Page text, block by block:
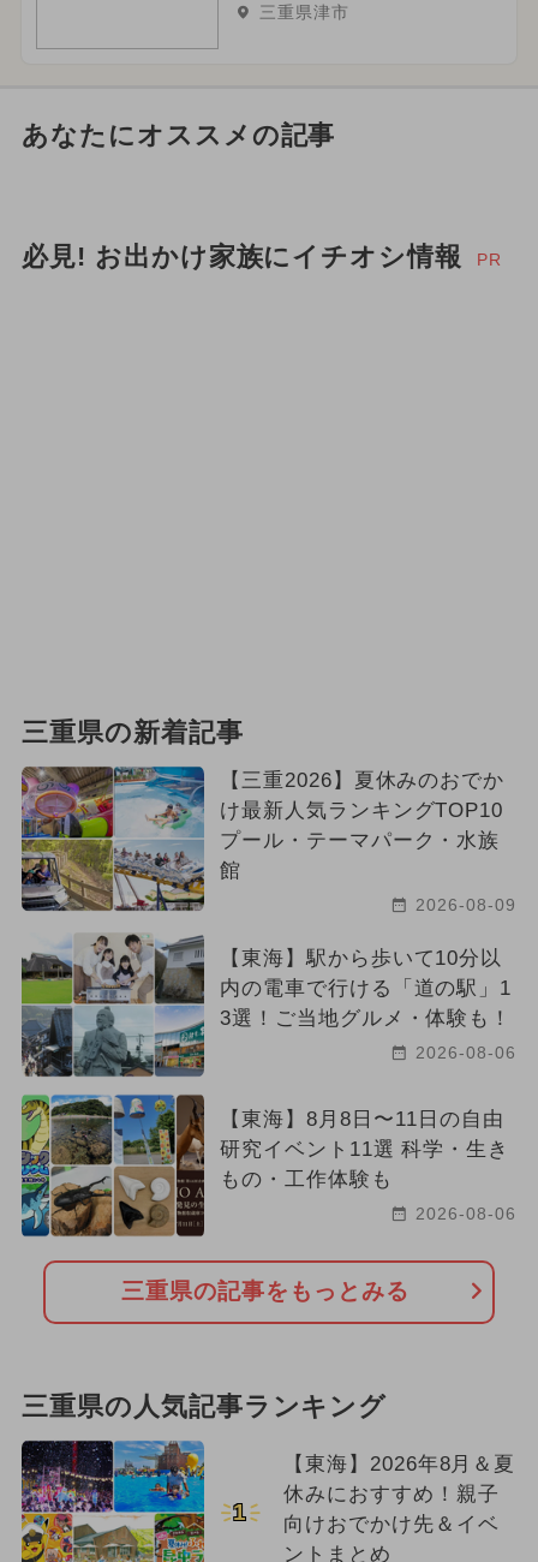
三重県津市
あなたにオススメの記事
必見! お出かけ家族にイチオシ情報 PR
三重県の新着記事
【三重2026】夏休みのおでか
け最新人気ランキングTOP10
プール・テーマパーク・水族
館
2026-08-09
【東海】駅から歩いて10分以
内の電車で行ける「道の駅」1
3選！ご当地グルメ・体験も！
2026-08-06
【東海】8月8日〜11日の自由
研究イベント11選 科学・生き
もの・工作体験も
2026-08-06
三重県の記事をもっとみる
三重県の人気記事ランキング
1
【東海】2026年8月＆夏
休みにおすすめ！親子
向けおでかけ先＆イベ
ントまとめ